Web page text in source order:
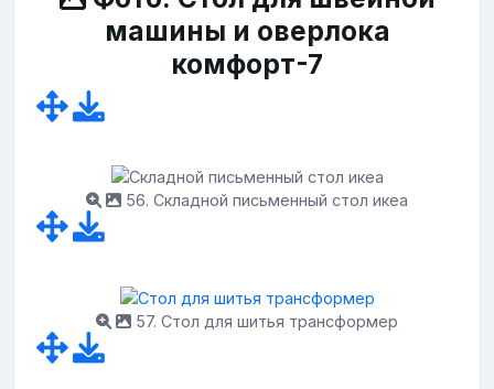
машины и оверлока
комфорт-7
56. Складной письменный стол икеа
57. Стол для шитья трансформер